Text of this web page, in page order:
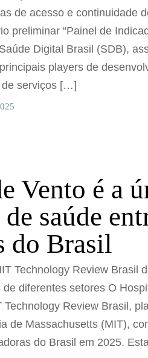
de acesso e continuidade
preliminar “Painel de
Digital Brasil (SDB),
players de
de serviços […]
Vento é a
saúde
do Brasil
Technology Review Brasil
diferentes setores O
Review Brasil,
de Massachusetts (MIT),
do Brasil em 2025.